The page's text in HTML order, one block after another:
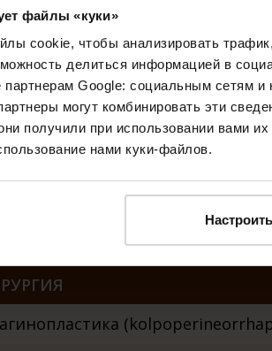
файлы «куки»
cookie, чтобы анализировать
делиться информацией в
партнерам Google: социальным сетям
могут комбинировать эти
получили при использовании вами
нами куки-файлов.
Настроить
заболевания
заболевание
крови,
болезни высокого
хирургия